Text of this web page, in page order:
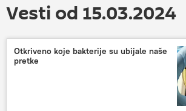
Vesti od 15.03.2024
Otkriveno koje bakterije su ubijale naše
pretke